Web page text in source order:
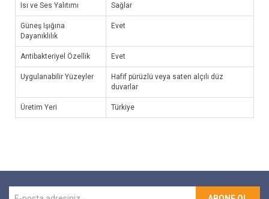
Isı ve Ses Yalıtımı Sağlar
Güneş Işığına
Dayanıklılık
Evet
Antibakteriyel Özellik Evet
Uygulanabilir Yüzeyler
Hafif pürüzlü veya saten alçılı düz
duvarlar
Üretim Yeri Türkiye